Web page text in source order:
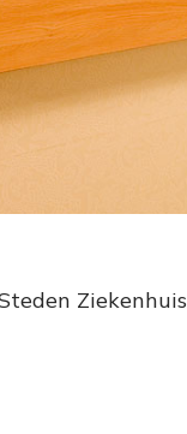
Ziekenhuis